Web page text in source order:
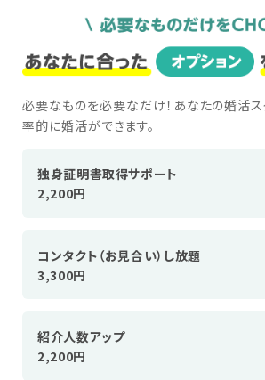
必要なものを必要なだけ！あなたの婚活
率的に婚活ができます。
独身証明書取得サポート
2,200円
コンタクト（お見合い）し放題
3,300円
紹介人数アップ
2,200円